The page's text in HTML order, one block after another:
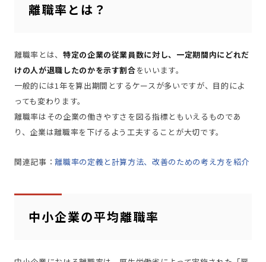
離職率とは？
離職率とは、 特定の企業の従業員数に対し、一定期間内にどれだ
けの人が退職したのかを示す割合をいいます。
一般的には1年を算出期間とするケースが多いですが、目的によ
っても変わります。
離職率はその企業の働きやすさを図る指標ともいえるものであ
り、企業は離職率を下げるよう工夫することが大切です。
関連記事：離職率の定義と計算方法、改善のための考え方を紹介
中小企業の平均離職率